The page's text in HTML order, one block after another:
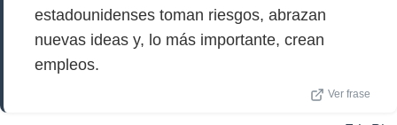
estadounidenses toman riesgos, abrazan
nuevas ideas y, lo más importante, crean
empleos.
Ver frase